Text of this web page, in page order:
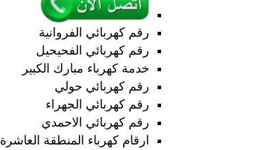
رقم كهربائي الفروانية
رقم كهربائي الفحيحيل
خدمة كهرباء مبارك الكبير
رقم كهربائي حولي
رقم كهربائي الجهراء
رقم كهربائي الاحمدي
ارقام كهرباء المنطقة العاشرة